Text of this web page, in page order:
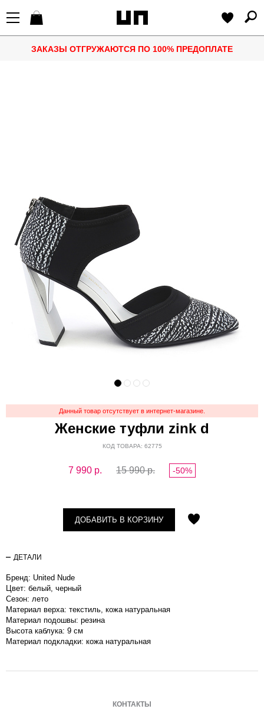
ЗАКАЗЫ ОТГРУЖАЮТСЯ ПО 100% ПРЕДОПЛАТЕ
Данный товар отсутствует в интернет-магазине.
Женские туфли zink d
КОД ТОВАРА: 62775
7 990 р. 15 990 р. -50%
ДОБАВИТЬ В КОРЗИНУ
ДЕТАЛИ
Бренд: United Nude
Цвет: белый, черный
Сезон: лето
Материал верха: текстиль, кожа натуральная
Материал подошвы: резина
Высота каблука: 9 см
Материал подкладки: кожа натуральная
КОНТАКТЫ